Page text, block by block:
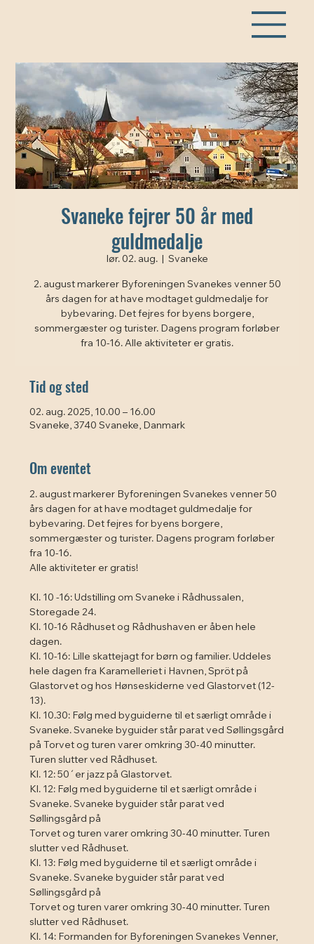
Svaneke fejrer 50 år med
guldmedalje
lør. 02. aug.
  |
Svaneke
2. august markerer Byforeningen Svanekes venner 50
års dagen for at have modtaget guldmedalje for
bybevaring. Det fejres for byens borgere,
sommergæster og turister. Dagens program forløber
fra 10-16. Alle aktiviteter er gratis.
Tid og sted
02. aug. 2025, 10.00 – 16.00
Svaneke, 3740 Svaneke, Danmark
Om eventet
2. august markerer Byforeningen Svanekes venner 50
års dagen for at have modtaget guldmedalje for
bybevaring. Det fejres for byens borgere,
sommergæster og turister. Dagens program forløber
fra 10-16.
Alle aktiviteter er gratis!
Kl. 10 -16: Udstilling om Svaneke i Rådhussalen,
Storegade 24.
Kl. 10-16 Rådhuset og Rådhushaven er åben hele
dagen.
Kl. 10-16: Lille skattejagt for børn og familier. Uddeles
hele dagen fra Karamelleriet i Havnen, Spröt på
Glastorvet og hos Hønseskiderne ved Glastorvet (12-
13).
Kl. 10.30: Følg med byguiderne til et særligt område i
Svaneke. Svaneke byguider står parat ved Søllingsgård
på Torvet og turen varer omkring 30-40 minutter.
Turen slutter ved Rådhuset.
Kl. 12: 50´er jazz på Glastorvet.
Kl. 12: Følg med byguiderne til et særligt område i
Svaneke. Svaneke byguider står parat ved
Søllingsgård på
Torvet og turen varer omkring 30-40 minutter. Turen
slutter ved Rådhuset.
Kl. 13: Følg med byguiderne til et særligt område i
Svaneke. Svaneke byguider står parat ved
Søllingsgård på
Torvet og turen varer omkring 30-40 minutter. Turen
slutter ved Rådhuset.
Kl. 14: Formanden for Byforeningen Svanekes Venner,